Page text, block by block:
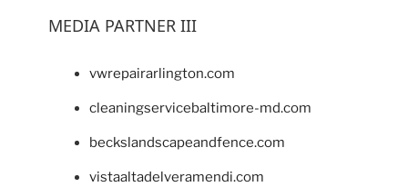
MEDIA PARTNER III
vwrepairarlington.com
cleaningservicebaltimore-md.com
beckslandscapeandfence.com
vistaaltadelveramendi.com